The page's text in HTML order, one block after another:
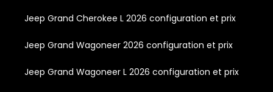
Jeep Grand Cherokee L 2026 configuration et prix
Jeep Grand Wagoneer 2026 configuration et prix
Jeep Grand Wagoneer L 2026 configuration et prix